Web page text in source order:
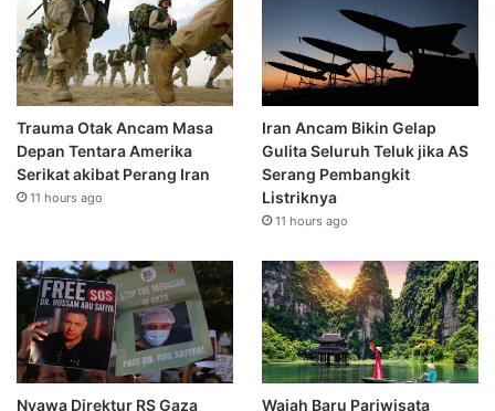
Trauma Otak Ancam Masa
Depan Tentara Amerika
Serikat akibat Perang Iran
11 hours ago
Iran Ancam Bikin Gelap
Gulita Seluruh Teluk jika AS
Serang Pembangkit
Listriknya
11 hours ago
Nyawa Direktur RS Gaza Wajah Baru Pariwisata